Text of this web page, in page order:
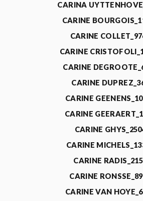
CARINA
CARINE
CARINE
CARINE
CARINE
CARINE
CARINE
CARINE
CARINE
CARINE
CARINE
CARINE
CARINE VAN